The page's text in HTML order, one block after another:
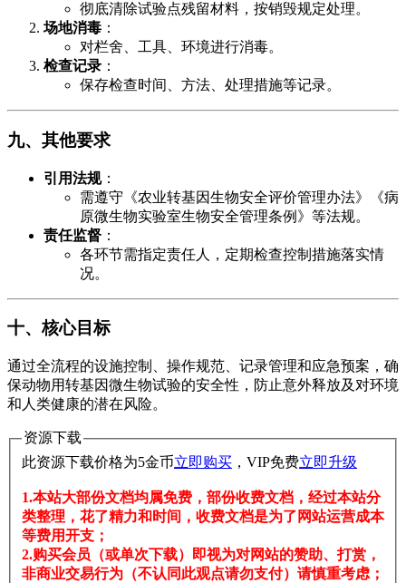
彻底清除试验点残留材料，按销毁规定处理。
​场地消毒​ ​：
对栏舍、工具、环境进行消毒。
​检查记录​ ​：
保存检查时间、方法、处理措施等记录。
​九、其他要求​
​引用法规​​：
需遵守《农业转基因生物安全评价管理办法》《病
原微生物实验室生物安全管理条例》等法规。
​责任监督​ ​：
各环节需指定责任人，定期检查控制措施落实情
况。
​十、核心目标​
通过全流程的设施控制、操作规范、记录管理和应急预案，确
保动物用转基因微生物试验的安全性，防止意外释放及对环境
和人类健康的潜在风险。
资源下载
此资源下载价格为5金币立即购买 ，VIP免费立即升级
1.本站大部份文档均属免费，部份收费文档，经过本站分
类整理，花了精力和时间，收费文档是为了网站运营成本
等费用开支；
2.购买会员（或单次下载）即视为对网站的赞助、打赏，
非商业交易行为（不认同此观点请勿支付）请慎重考虑；